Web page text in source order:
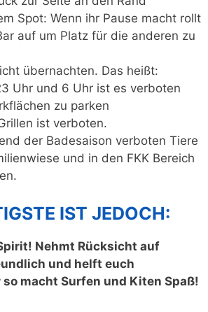
Spot: Wenn ihr Pause macht rollt
auf um Platz für die anderen zu
übernachten. Das heißt:
Uhr und 6 Uhr ist es verboten
zu parken
ist verboten.
der Badesaison verboten Tiere
und in den FKK Bereich
IST JEDOCH:
Nehmt Rücksicht auf
und helft euch
macht Surfen und Kiten Spaß!